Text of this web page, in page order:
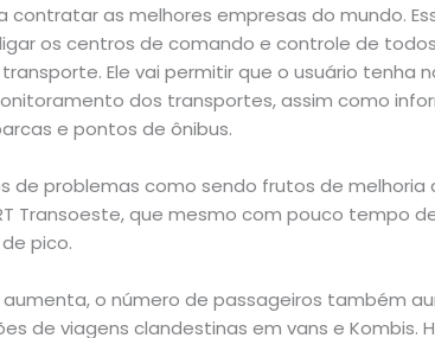
contratar as melhores empresas do mundo.
os centros de comando e controle de
Ele vai permitir que o usuário tenha
dos transportes, assim como
e pontos de ônibus.
de problemas como sendo frutos de melhoria
Transoeste, que mesmo com pouco tempo
pico.
o número de passageiros também
de viagens clandestinas em vans e Kombis.